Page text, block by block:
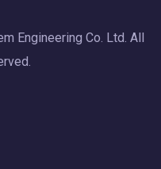
Engineering Co. Ltd. All